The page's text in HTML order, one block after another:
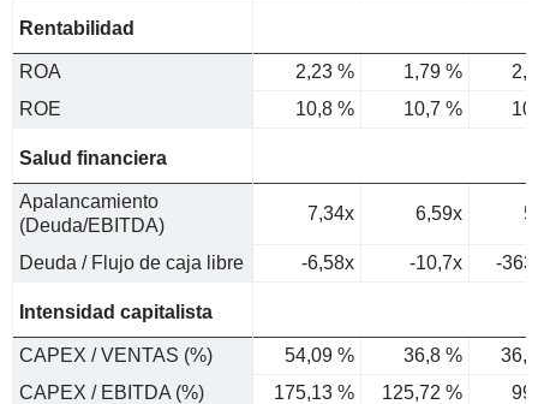
Rentabilidad
ROA 2,23 % 1,79 %
ROE
10,8 % 10,7 %
Salud financiera
Apalancamiento
(Deuda/EBITDA)
7,34x 6,59x
Deuda / Flujo de caja libre -6,58x -10,7x -
Intensidad capitalista
CAPEX / VENTAS (%) 54,09 % 36,8 %
CAPEX / EBITDA (%)
175,13 % 125,72 %